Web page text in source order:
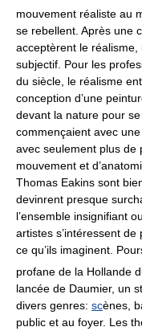
mouvement réaliste au
se rebellent. Après une
acceptèrent le
subjectif. Pour les
du siècle, le réalisme
conception d’une
devant la nature pour
commençaient avec
avec seulement plus de
mouvement et
Thomas Eakins sont
devinrent presque
l’ensemble insignifiant
artistes s’intéressent de
ce qu’ils imaginent.
profane de la Hollande
lancée de Daumier, un
divers genres: scènes,
public et au foyer. Les